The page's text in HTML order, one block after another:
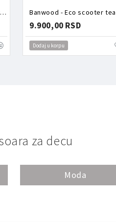
Banwood - Eco scooter dusty rose trotinet
9.900,00 RSD
Dodaj u korpu
za decu
Moda